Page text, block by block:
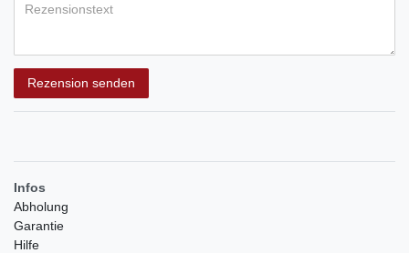
Rezension senden
Infos
Abholung
Garantie
Hilfe